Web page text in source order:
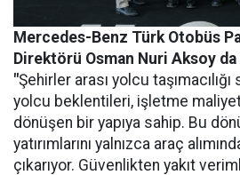
Mercedes-Benz Türk Otobüs
Direktörü Osman Nuri Aksoy
"Şehirler arası yolcu
yolcu beklentileri, işletme
dönüşen bir yapıya sahip. Bu
yatırımlarını yalnızca araç
çıkarıyor. Güvenlikten yakıt